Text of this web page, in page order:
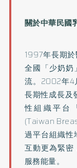
關於中華民國
1997年長期
全國「少奶奶
流。2002年4
長期性成長及
性組織平台
(Taiwan
過平台組織性
互動更為緊密
服務能量。